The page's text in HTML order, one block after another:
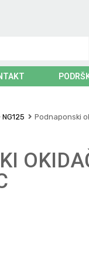
Podnaponski